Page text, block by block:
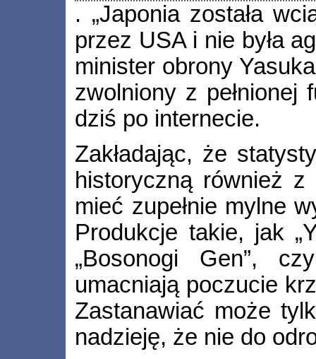
. „Japonia została
przez USA i nie była
minister obrony
zwolniony z pełnionej
dziś po internecie.
Zakładając, że
historyczną również
mieć zupełnie mylne
Produkcje takie, jak
„Bosonogi Gen”,
umacniają poczucie
Zastanawiać może
nadzieję, że nie do